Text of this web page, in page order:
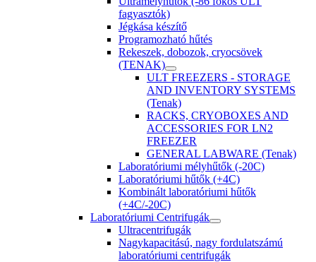
fagyasztók)
Jégkása készítő
Programozható hűtés
Rekeszek, dobozok, cryocsövek
(TENAK)
ULT FREEZERS - STORAGE
AND INVENTORY SYSTEMS
(Tenak)
RACKS, CRYOBOXES AND
ACCESSORIES FOR LN2
FREEZER
GENERAL LABWARE (Tenak)
Laboratóriumi mélyhűtők (-20C)
Laboratóriumi hűtők (+4C)
Kombinált laboratóriumi hűtők
(+4C/-20C)
Laboratóriumi Centrifugák
Ultracentrifugák
Nagykapacitású, nagy fordulatszámú
laboratóriumi centrifugák